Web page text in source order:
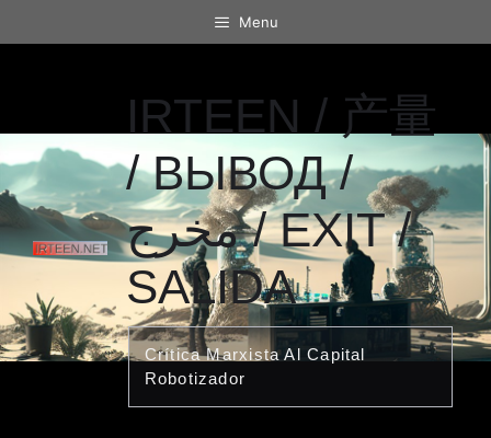
al
Menu
IRTEEN / 产量
/ ВЫВОД /
مخرج / EXIT /
SALIDA
Crítica Marxista Al Capital
Robotizador